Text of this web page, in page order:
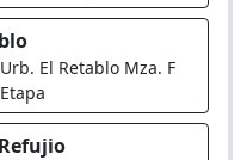
El Retablo Mza. F